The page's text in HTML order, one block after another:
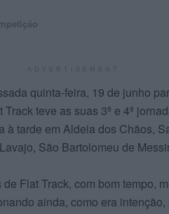
quinta-feira, 19 de junho
teve as suas 3ª e 4ª
à tarde em Aldeia dos Chãos,
São Bartolomeu de
Flat Track, com bom tempo,
ainda, como era